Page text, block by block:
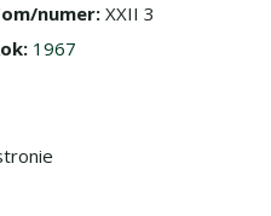
numer:XXII 3
1967